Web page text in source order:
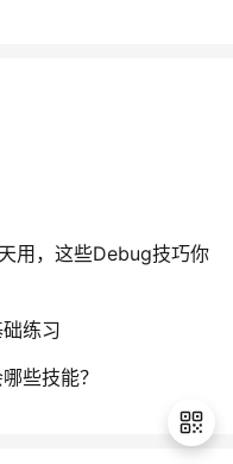
用，这些Debug技巧你
练习
些技能？